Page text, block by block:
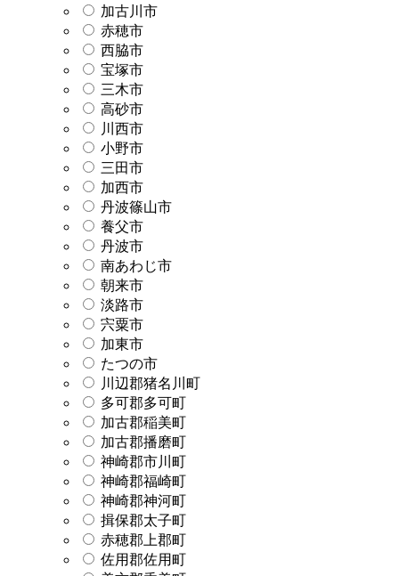
加古川市
赤穂市
西脇市
宝塚市
三木市
高砂市
川西市
小野市
三田市
加西市
丹波篠山市
養父市
丹波市
南あわじ市
朝来市
淡路市
宍粟市
加東市
たつの市
川辺郡猪名川町
多可郡多可町
加古郡稲美町
加古郡播磨町
神崎郡市川町
神崎郡福崎町
神崎郡神河町
揖保郡太子町
赤穂郡上郡町
佐用郡佐用町